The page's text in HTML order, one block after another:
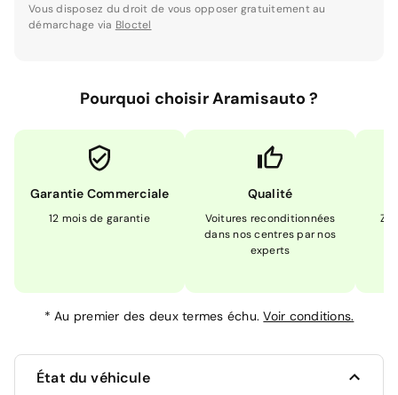
Vous disposez du droit de vous opposer gratuitement au
démarchage via Bloctel
Pourquoi choisir Aramisauto ?
Garantie Commerciale
12 mois de garantie
Qualité
Voitures reconditionnées
dans nos centres par nos
experts
*Au premier des deux termes échu.Voir conditions.
État du véhicule